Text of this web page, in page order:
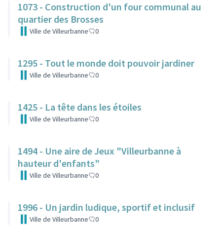
1073 - Construction d'un four communal au
quartier des Brosses
Ville de Villeurbanne 0
1295 - Tout le monde doit pouvoir jardiner
Ville de Villeurbanne 0
1425 - La tête dans les étoiles
Ville de Villeurbanne 0
1494 - Une aire de Jeux "Villeurbanne à
hauteur d'enfants"
Ville de Villeurbanne 0
1996 - Un jardin ludique, sportif et inclusif
Ville de Villeurbanne 0